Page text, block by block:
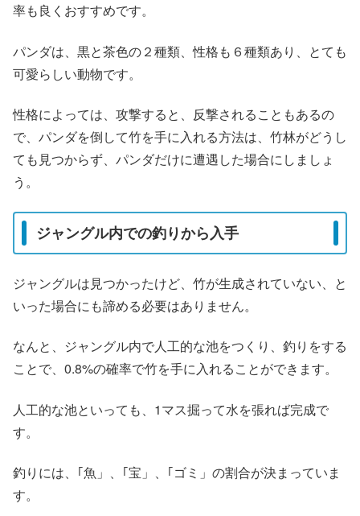
率も良くおすすめです。
パンダは、黒と茶色の２種類、性格も６種類あり、とても
可愛らしい動物です。
性格によっては、攻撃すると、反撃されることもあるの
で、パンダを倒して竹を手に入れる方法は、竹林がどうし
ても見つからず、パンダだけに遭遇した場合にしましょ
う。
ジャングル内での釣りから入手
ジャングルは見つかったけど、竹が生成されていない、と
いった場合にも諦める必要はありません。
なんと、ジャングル内で人工的な池をつくり、釣りをする
ことで、0.8%の確率で竹を手に入れることができます。
人工的な池といっても、1マス掘って水を張れば完成で
す。
釣りには、｢魚」、｢宝」、｢ゴミ」の割合が決まっていま
す。